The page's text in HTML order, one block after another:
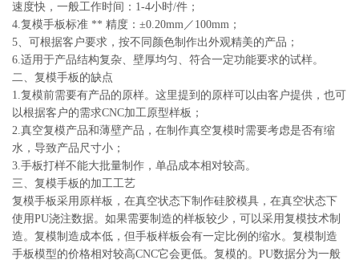
速度快，一般工作时间：1-4小时/件；
4.复模手板标准 ** 精度：±0.20mm／100mm；
5、可根据客户要求，按不同颜色制作出外观精美的产品；
6.适用于产品结构复杂、壁厚均匀、符合一定功能要求的试样。
二、复模手板的缺点
1.复模前需要有产品的原样。这里提到的原样可以由客户提供，也可
以根据客户的需求CNC加工原型样板；
2.真空复模产品和薄壁产品，在制作真空复模时需要考虑是否有缩
水，导致产品尺寸小；
3.手板打样不能大批量制作，单品成本相对较高。
三、复模手板的加工工艺
复模手板采用原样板，在真空状态下制作硅胶模具，在真空状态下
使用PU浇注数据。如果需要制造的样板较少，可以采用复模技术制
造。复模制造成本低，但手板样板会有一定比例的缩水。复模制造
手板模型的价格相对较高CNC它会更低。复模的。PU数据分为一般